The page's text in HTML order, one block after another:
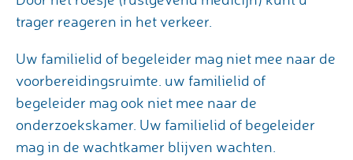
trager reageren in het verkeer.
Uw familielid of begeleider mag niet mee naar de
voorbereidingsruimte. uw familielid of
begeleider mag ook niet mee naar de
onderzoekskamer. Uw familielid of begeleider
mag in de wachtkamer blijven wachten.